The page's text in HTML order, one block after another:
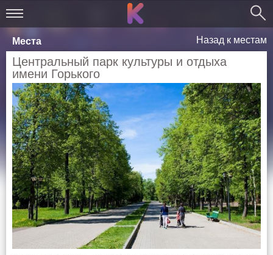
Места Назад к местам
Центральный парк культуры и отдыха
имени Горького